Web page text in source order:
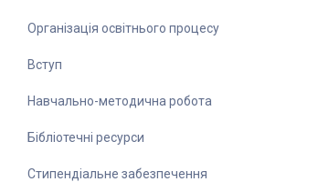
Організація освітнього процесу
Вступ
Навчально-методична робота
Бібліотечні ресурси
Стипендіальне забезпечення